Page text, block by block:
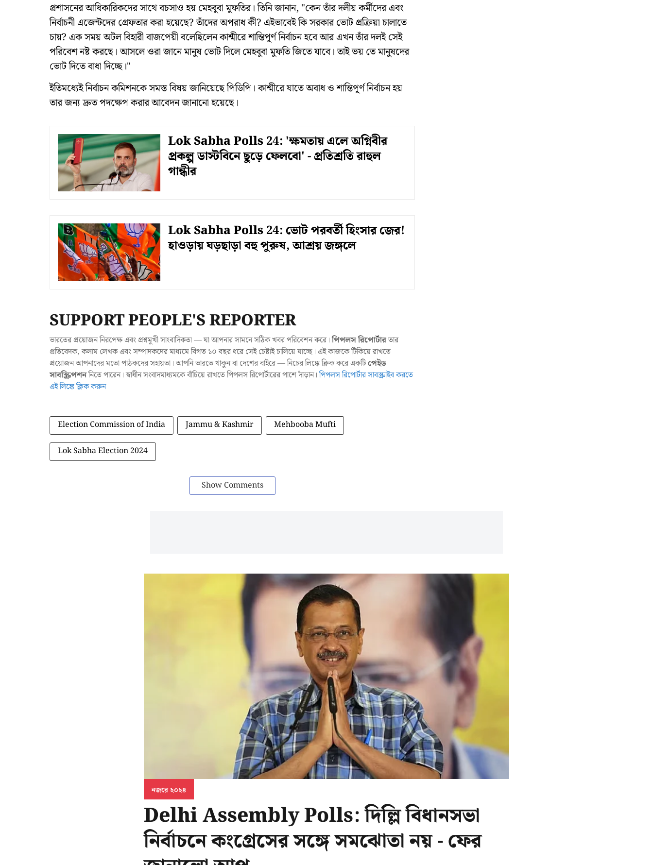
প্রশাসনের আধিকারিকদের সাথে বচসাও হয় মেহবুবা মুফতির। তিনি জানান, "কেন তাঁর দলীয় কর্মীদের এবং
নির্বাচনী এজেন্টদের গ্রেফতার করা হয়েছে? তাঁদের অপরাধ কী? এইভাবেই কি সরকার ভোট প্রক্রিয়া চালাতে
চায়? এক সময় অটল বিহারী বাজপেয়ী বলেছিলেন কাশ্মীরে শান্তিপূর্ণ নির্বাচন হবে আর এখন তাঁর দলই সেই
পরিবেশ নষ্ট করছে। আসলে ওরা জানে মানুষ ভোট দিলে মেহবুবা মুফতি জিতে যাবে। তাই ভয় তে মানুষদের
ভোট দিতে বাধা দিচ্ছে।"
ইতিমধ্যেই নির্বাচন কমিশনকে সমস্ত বিষয় জানিয়েছে পিডিপি। কাশ্মীরে যাতে অবাধ ও শান্তিপূর্ণ নির্বাচন হয়
তার জন্য দ্রুত পদক্ষেপ করার আবেদন জানানো হয়েছে।
Lok Sabha Polls 24: 'ক্ষমতায় এলে অগ্নিবীর
প্রকল্প ডাস্টবিনে ছুড়ে ফেলবো' - প্রতিশ্রতি রাহুল
গান্ধীর
Lok Sabha Polls 24: ভোট পরবর্তী হিংসার জের!
হাওড়ায় ঘড়ছাড়া বহু পুরুষ, আশ্রয় জঙ্গলে
SUPPORT PEOPLE'S REPORTER
ভারতের প্রয়োজন নিরপেক্ষ এবং প্রশ্নমুখী সাংবাদিকতা — যা আপনার সামনে সঠিক খবর পরিবেশন করে।পিপলস রিপোর্টারতার
প্রতিবেদক, কলাম লেখক এবং সম্পাদকদের মাধ্যমে বিগত ১০ বছর ধরে সেই চেষ্টাই চালিয়ে যাচ্ছে। এই কাজকে টিকিয়ে রাখতে
প্রয়োজন আপনাদের মতো পাঠকদের সহায়তা। আপনি ভারতে থাকুন বা দেশের বাইরে — নিচের লিঙ্কে ক্লিক করে একটিপেইড
সাবস্ক্রিপশননিতে পারেন। স্বাধীন সংবাদমাধ্যমকে বাঁচিয়ে রাখতে পিপলস রিপোর্টারের পাশে দাঁড়ান।পিপলস রিপোর্টার সাবস্ক্রাইব করতে
এই লিঙ্কে ক্লিক করুন
Election Commission of India Jammu & Kashmir Mehbooba Mufti
Lok Sabha Election 2024
Show Comments
নজরে ২০২৪
Delhi Assembly Polls: দিল্লি বিধানসভা
নির্বাচনে কংগ্রেসের সঙ্গে সমঝোতা নয় - ফের